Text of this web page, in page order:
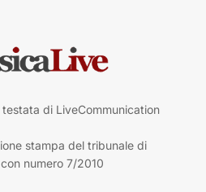
testata di LiveCommunication
stampa del tribunale di
numero 7/2010